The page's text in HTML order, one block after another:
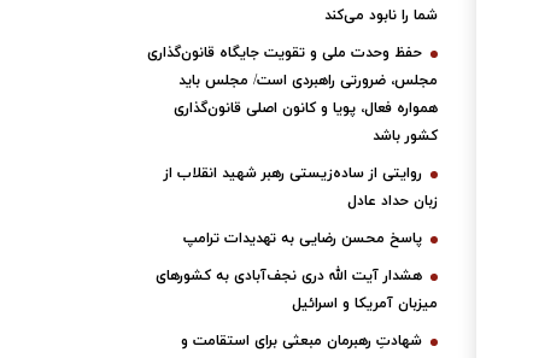
شما را نابود می‌کند
حفظ وحدت ملی و تقویت جایگاه قانون‌گذاری
مجلس، ضرورتی راهبردی است/ مجلس باید
همواره فعال، پویا و کانون اصلی قانون‌گذاری
کشور باشد
روایتی از ساده‌زیستی رهبر شهید انقلاب از
زبان حداد عادل
پاسخ محسن رضایی به تهدیدات ترامپ
هشدار آیت الله دری نجف‌آبادی به کشورهای
میزبان آمریکا و اسرائیل
شهادتِ رهبرمان مبعثی برای استقامت و